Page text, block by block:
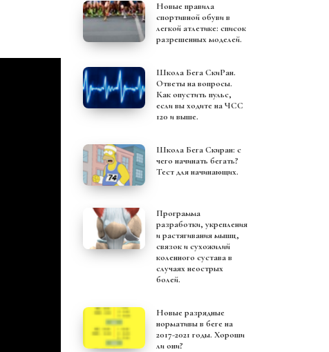
Новые правила
спортивной обуви в
легкой атлетике: список
разрешенных моделей.
Школа Бега СкиРан.
Ответы на вопросы.
Как опустить пульс,
если вы ходите на ЧСС
120 и выше.
Школа Бега Скиран: с
чего начинать бегать?
Тест для начинающих.
Программа
разработки, укрепления
и растягивания мышц,
связок и сухожилий
коленного сустава в
случаях неострых
болей.
Новые разрядные
нормативы в беге на
2017-2021 годы. Хороши
ли они?